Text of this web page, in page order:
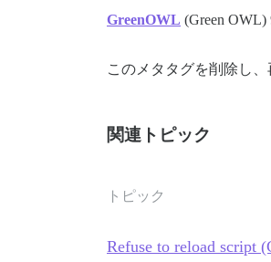
GreenOWL (Green OWL)
このメタタグを削除し
関連トピック
トピック
Refuse to reload script